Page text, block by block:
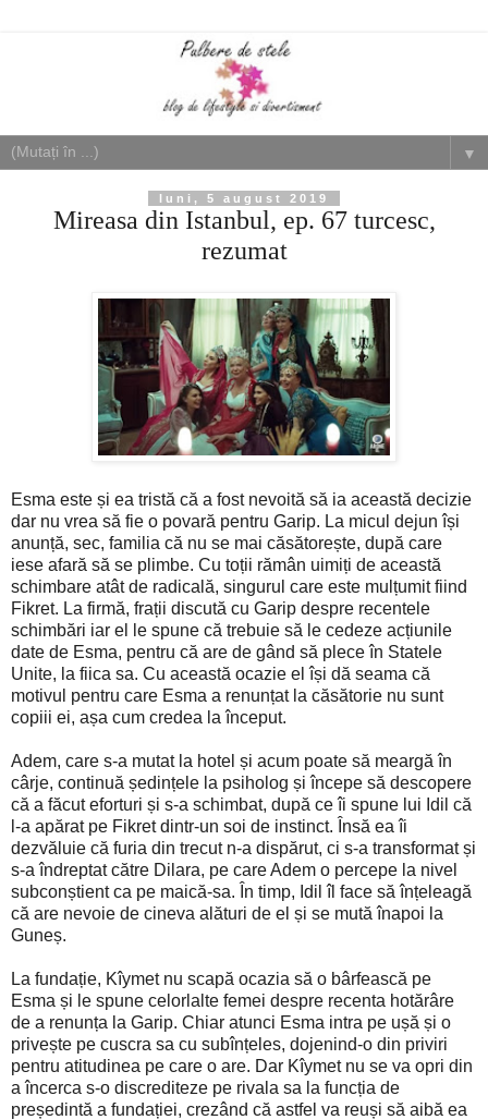
▼
luni, 5 august 2019
Mireasa din Istanbul, ep. 67 turcesc,
rezumat
Esma este și ea tristă că a fost nevoită să ia această decizie
dar nu vrea să fie o povară pentru Garip. La micul dejun își
anunță, sec, familia că nu se mai căsătorește, după care
iese afară să se plimbe. Cu toții rămân uimiți de această
schimbare atât de radicală, singurul care este mulțumit fiind
Fikret. La firmă, frații discută cu Garip despre recentele
schimbări iar el le spune că trebuie să le cedeze acțiunile
date de Esma, pentru că are de gând să plece în Statele
Unite, la fiica sa. Cu această ocazie el își dă seama că
motivul pentru care Esma a renunțat la căsătorie nu sunt
copiii ei, așa cum credea la început.
Adem, care s-a mutat la hotel și acum poate să meargă în
cârje, continuă ședințele la psiholog și începe să descopere
că a făcut eforturi și s-a schimbat, după ce îi spune lui Idil că
l-a apărat pe Fikret dintr-un soi de instinct. Însă ea îi
dezvăluie că furia din trecut n-a dispărut, ci s-a transformat și
s-a îndreptat către Dilara, pe care Adem o percepe la nivel
subconștient ca pe maică-sa. În timp, Idil îl face să înțeleagă
că are nevoie de cineva alături de el și se mută înapoi la
Guneș.
La fundație, Kîymet nu scapă ocazia să o bârfească pe
Esma și le spune celorlalte femei despre recenta hotărâre
de a renunța la Garip. Chiar atunci Esma intra pe ușă și o
privește pe cuscra sa cu subînțeles, dojenind-o din priviri
pentru atitudinea pe care o are. Dar Kîymet nu se va opri din
a încerca s-o discrediteze pe rivala sa la funcția de
președintă a fundației, crezând că astfel va reuși să aibă ea